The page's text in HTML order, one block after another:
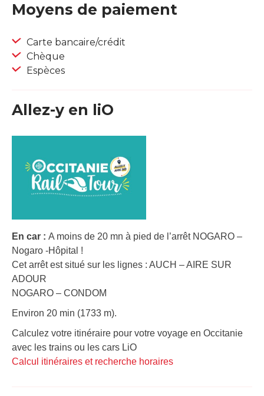
Moyens de paiement
Carte bancaire/crédit
Chèque
Espèces
Allez-y en liO
En car : A moins de 20 mn à pied de l’arrêt NOGARO –
Nogaro -Hôpital !
Cet arrêt est situé sur les lignes : AUCH – AIRE SUR
ADOUR
NOGARO – CONDOM
Environ 20 min (1733 m).
Calculez votre itinéraire pour votre voyage en Occitanie
avec les trains ou les cars LiO
Calcul itinéraires et recherche horaires